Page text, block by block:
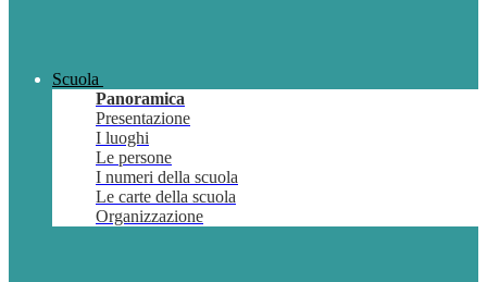
Scuola
Panoramica
Presentazione
I luoghi
Le persone
I numeri della scuola
Le carte della scuola
Organizzazione